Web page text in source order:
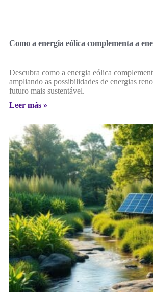
Como a energia eólica complementa a
Descubra como a energia eólica
ampliando as possibilidades de energias
futuro mais sustentável.
Leer más »